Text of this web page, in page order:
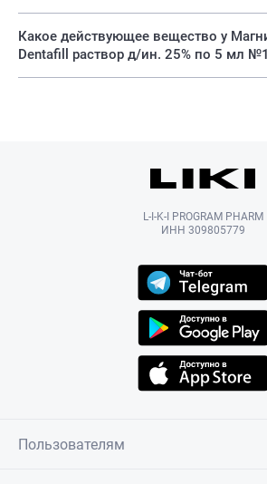
Какое действующее вещество у
Dentafill раствор д/ин. 25% по 5 мл
L-I-K-I PROGRAM PHARM
ИНН 309805779
Пользователям